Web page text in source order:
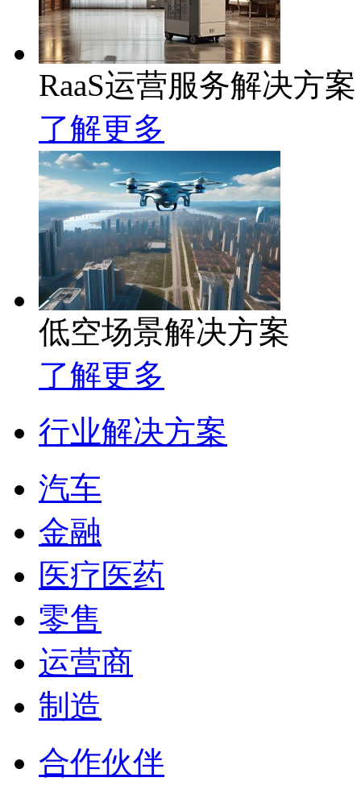
RaaS运营服务解决方案
了解更多
低空场景解决方案
了解更多
行业解决方案
汽车
金融
医疗医药
零售
运营商
制造
合作伙伴